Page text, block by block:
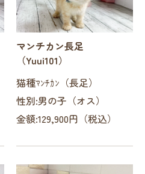
マンチカン長足
（Yuui101）
猫種ﾏﾝﾁｶﾝ（長足）
性別:男の子（オス）
金額:129,900円（税込）